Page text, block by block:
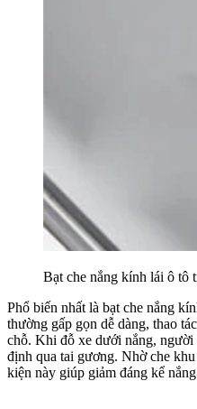
Bạt che nắng kính lái ô tô
Phổ biến nhất là bạt che nắng
thường gấp gọn dễ dàng, thao
chỗ. Khi đỗ xe dưới nắng,
định qua tai gương. Nhờ che
kiện này giúp giảm đáng kể